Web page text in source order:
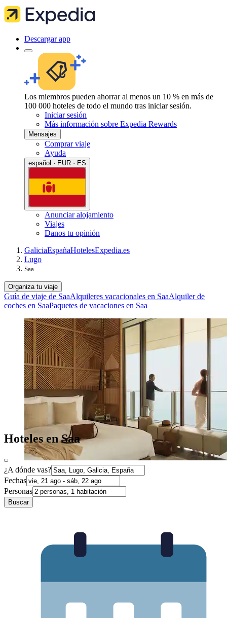
Descargar app
Los miembros pueden ahorrar al menos un 10 % en más de
100 000 hoteles de todo el mundo tras iniciar sesión.
Iniciar sesión
Más información sobre Expedia Rewards
Mensajes
Comprar viaje
Ayuda
español · EUR · ES
Anunciar alojamiento
Viajes
Danos tu opinión
GaliciaEspañaHotelesExpedia.es
Lugo
Saa
Organiza tu viaje
Guía de viaje de SaaAlquileres vacacionales en SaaAlquiler de
coches en SaaPaquetes de vacaciones en Saa
Hoteles en Saa
¿A dónde vas?
Fechas
Personas
Buscar